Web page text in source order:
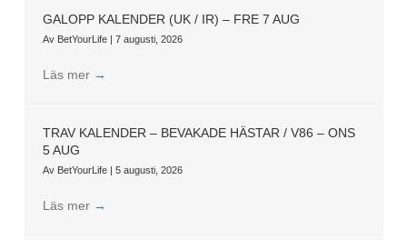
GALOPP KALENDER (UK / IR) – FRE 7 AUG
Av BetYourLife | 7 augusti, 2026
Läs mer →
TRAV KALENDER – BEVAKADE HÄSTAR / V86 – ONS
5 AUG
Av BetYourLife | 5 augusti, 2026
Läs mer →